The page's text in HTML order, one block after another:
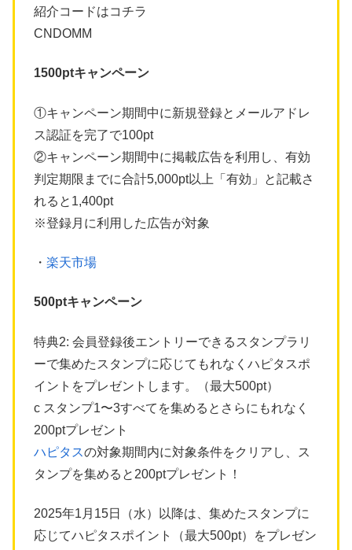
紹介コードはコチラ
CNDOMM
1500ptキャンペーン
①キャンペーン期間中に新規登録とメールアドレ
ス認証を完了で100pt
②キャンペーン期間中に掲載広告を利用し、有効
判定期限までに合計5,000pt以上「有効」と記載さ
れると1,400pt
※登録月に利用した広告が対象
・ 楽天市場
500ptキャンペーン
特典2: 会員登録後エントリーできるスタンプラリ
ーで集めたスタンプに応じてもれなくハピタスポ
イントをプレゼントします。（最大500pt）
c スタンプ1〜3すべてを集めるとさらにもれなく
200ptプレゼント
ハピタスの対象期間内に対象条件をクリアし、ス
タンプを集めると200ptプレゼント！
2025年1月15日（水）以降は、集めたスタンプに
応じてハピタスポイント（最大500pt）をプレゼン